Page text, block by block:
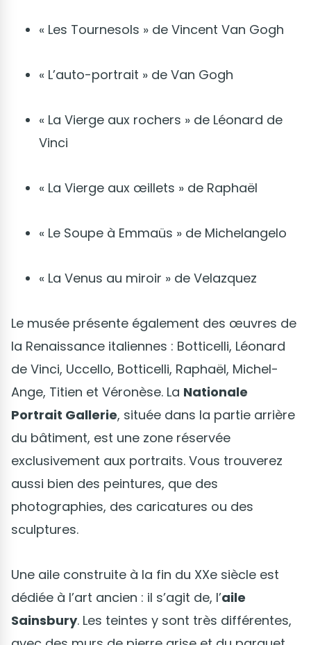
« Les Tournesols » de Vincent Van Gogh
« L’auto-portrait » de Van Gogh
« La Vierge aux rochers » de Léonard de
Vinci
« La Vierge aux œillets » de Raphaël
« Le Soupe à Emmaüs » de Michelangelo
« La Venus au miroir » de Velazquez
Le musée présente également des œuvres de
la Renaissance italiennes : Botticelli, Léonard
de Vinci, Uccello, Botticelli, Raphaël, Michel-
Ange, Titien et Véronèse. La Nationale
Portrait Gallerie, située dans la partie arrière
du bâtiment, est une zone réservée
exclusivement aux portraits. Vous trouverez
aussi bien des peintures, que des
photographies, des caricatures ou des
sculptures.
Une aile construite à la fin du XXe siècle est
dédiée à l’art ancien : il s’agit de, l’aile
Sainsbury. Les teintes y sont très différentes,